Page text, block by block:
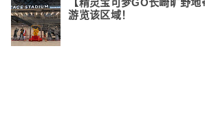
【精灵宝可梦GO长崎旷野
游览该区域！